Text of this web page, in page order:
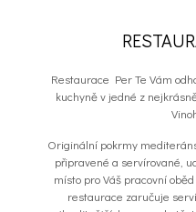
Restaurace Per Te Vám
kuchyně v jedné z
Originální pokrmy
připravené a servírované,
místo pro Váš pracovní
restaurace zaručuje